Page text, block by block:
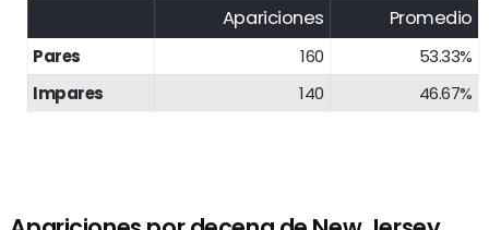
Apariciones Promedio
Pares 160
53.33%
Impares
140 46.67%